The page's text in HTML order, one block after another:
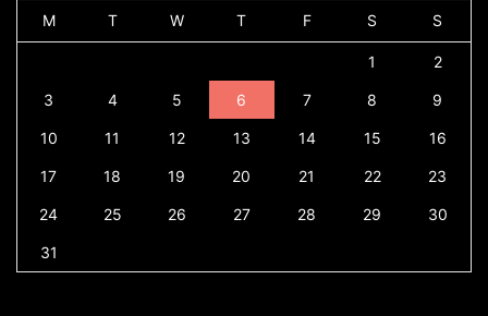
M T W T F S S
1 2
3 4 5 6 7 8 9
10 11 12 13 14 15 16
17 18 19 20 21 22 23
24 25 26 27 28 29 30
31